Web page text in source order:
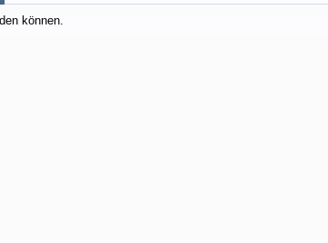
können.